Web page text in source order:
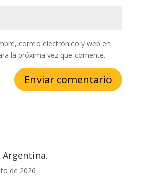
correo electrónico y web en
la próxima vez que comente.
Argentina.
de 2026